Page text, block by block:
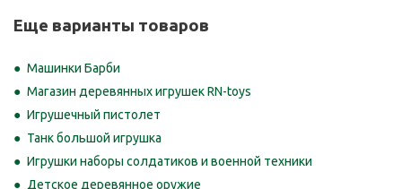
Еще варианты товаров
Машинки Барби
Магазин деревянных игрушек RN-toys
Игрушечный пистолет
Танк большой игрушка
Игрушки наборы солдатиков и военной техники
Детское деревянное оружие